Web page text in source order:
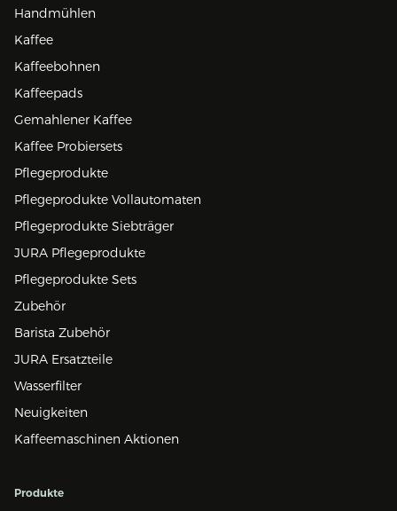
Handmühlen
Kaffee
Kaffeebohnen
Kaffeepads
Gemahlener Kaffee
Kaffee Probiersets
Pflegeprodukte
Pflegeprodukte Vollautomaten
Pflegeprodukte Siebträger
JURA Pflegeprodukte
Pflegeprodukte Sets
Zubehör
Barista Zubehör
JURA Ersatzteile
Wasserfilter
Neuigkeiten
Kaffeemaschinen Aktionen
Produkte